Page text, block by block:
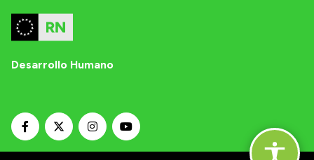
Desarrollo Humano